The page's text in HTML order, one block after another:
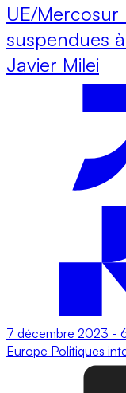
UE/Mercosur
suspendues
Javier Milei
7 décembre 2023 -
Europe Politiques